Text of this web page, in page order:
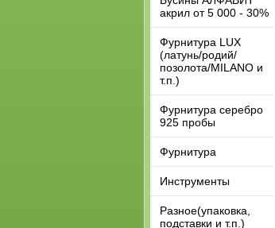
акрил от 5 000 - 30%
Фурнитура LUX
(латунь/родий/
позолота/MILANO и
т.п.)
Фурнитура серебро
925 пробы
Фурнитура
Инструменты
Разное(упаковка,
подставки и т.п.)